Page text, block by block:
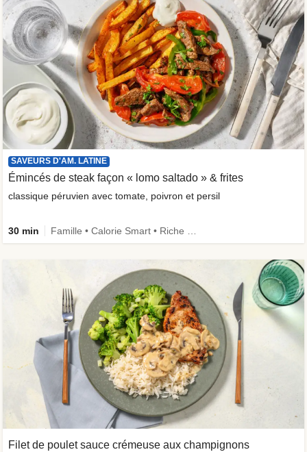
Filet de poulet sauce crémeuse aux champignons
SAVEURS D'AM. LATINE
Émincés de steak façon « lomo saltado » & frites
classique péruvien avec tomate, poivron et persil
30 min